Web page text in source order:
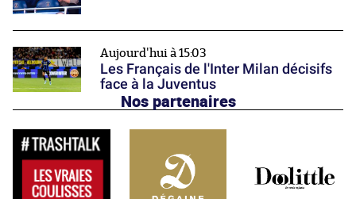
Aujourd'hui à 15:03
Les Français de l'Inter Milan décisifs
face à la Juventus
Nos partenaires